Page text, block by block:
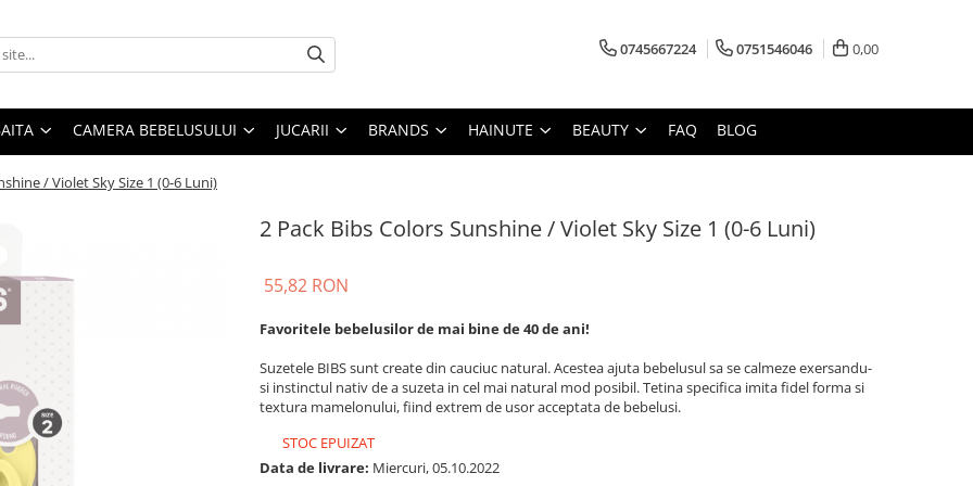
0745667224 0751546046 0,00
CAMERA BEBELUSULUI JUCARII BRANDS HAINUTE BEAUTY FAQ BLOG
/ Violet Sky Size 1 (0-6 Luni)
2 Pack Bibs Colors Sunshine / Violet Sky Size 1 (0-6 Luni)
55,82 RON
Favoritele bebelusilor de mai bine de 40 de ani!
Suzetele BIBS sunt create din cauciuc natural. Acestea ajuta bebelusul sa se calmeze exersandu-
si instinctul nativ de a suzeta in cel mai natural mod posibil. Tetina specifica imita fidel forma si
textura mamelonului, fiind extrem de usor acceptata de bebelusi.
STOC EPUIZAT
Data de livrare: Miercuri, 05.10.2022